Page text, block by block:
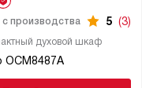
духовой шкаф
OCM8487A
с производства 5 (3)